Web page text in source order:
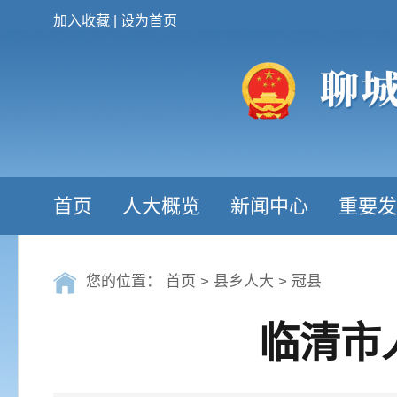
加入收藏 设为首页
首页 人大概览 新闻中心 重要
您的位置： 首页 > 县乡人大 > 冠县
临清市